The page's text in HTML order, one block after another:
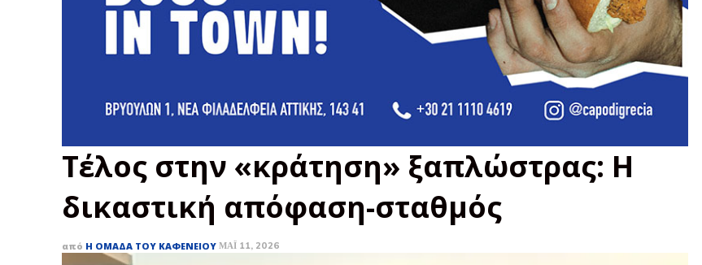
Τέλος στην «κράτηση» ξαπλώστρας: Η
δικαστική απόφαση-σταθμός
από Η ΟΜΆΔΑ ΤΟΥ ΚΑΦΕΝΕΊΟΥ ΜΆΙ 11, 2026